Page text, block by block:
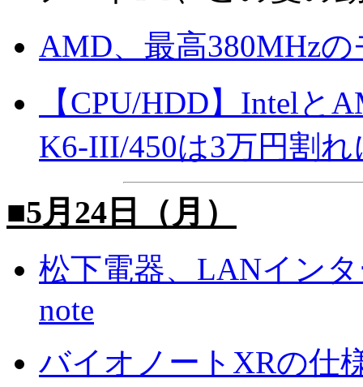
AMD、最高380MHz
【CPU/HDD】Intelと
K6-III/450は3万円割れ
■5月24日（月）
松下電器、LANイン
note
バイオノートXRの仕